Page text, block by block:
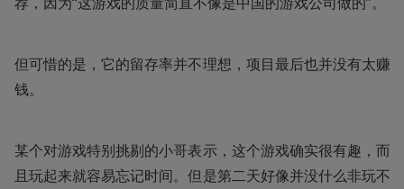
但可惜的是，它的留存率并不理想，项目最后也并没有太赚
钱。
某个对游戏特别挑剔的小哥表示，这个游戏确实很有趣，而
且玩起来就容易忘记时间。但是第二天好像并没什么非玩不